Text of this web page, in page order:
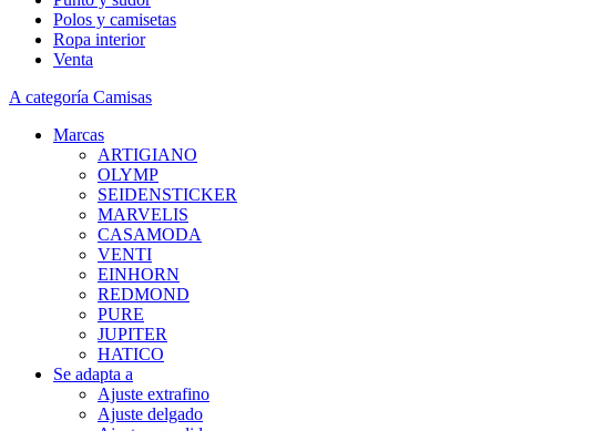
Polos y camisetas
Ropa interior
Venta
A categoría Camisas
Marcas
ARTIGIANO
OLYMP
SEIDENSTICKER
MARVELIS
CASAMODA
VENTI
EINHORN
REDMOND
PURE
JUPITER
HATICO
Se adapta a
Ajuste extrafino
Ajuste delgado